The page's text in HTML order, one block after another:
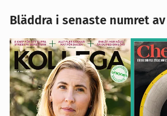
Bläddra i senaste numret